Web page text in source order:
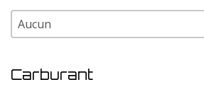
Modele
Modele
Carburant